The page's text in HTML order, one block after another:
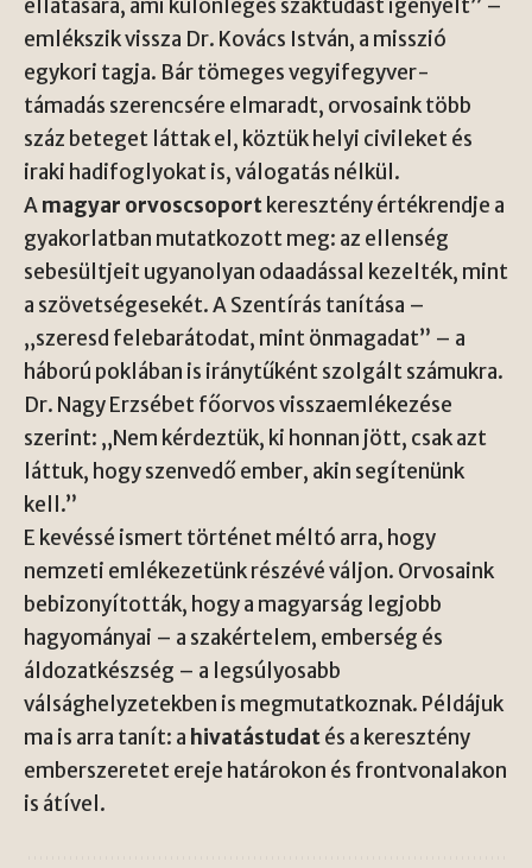
ellátására, ami különleges szaktudást igényelt” –
emlékszik vissza Dr. Kovács István, a misszió
egykori tagja. Bár tömeges vegyifegyver-
támadás szerencsére elmaradt, orvosaink több
száz beteget láttak el, köztük helyi civileket és
iraki hadifoglyokat is, válogatás nélkül.
Amagyar orvoscsoport keresztény értékrendje a
gyakorlatban mutatkozott meg: az ellenség
sebesültjeit ugyanolyan odaadással kezelték, mint
a szövetségesekét. A Szentírás tanítása –
„szeresd felebarátodat, mint önmagadat” – a
háború poklában is iránytűként szolgált számukra.
Dr. Nagy Erzsébet főorvos visszaemlékezése
szerint: „Nem kérdeztük, ki honnan jött, csak azt
láttuk, hogy szenvedő ember, akin segítenünk
kell.”
E kevéssé ismert történet méltó arra, hogy
nemzeti emlékezetünk részévé váljon. Orvosaink
bebizonyították, hogy a magyarság legjobb
hagyományai – a szakértelem, emberség és
áldozatkészség – a legsúlyosabb
válsághelyzetekben is megmutatkoznak. Példájuk
ma is arra tanít: a hivatástudatés a keresztény
emberszeretet ereje határokon és frontvonalakon
is átível.